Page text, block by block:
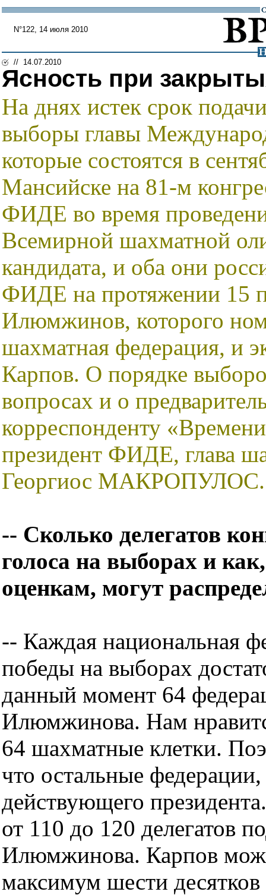
N°122, 14 июля 2010
// 14.07.2010
Ясность при
На днях истек срок
выборы главы
которые состоятся в
Мансийске на 81-м
ФИДЕ во время
Всемирной шахматной
кандидата, и оба они
ФИДЕ на протяжении 15
Илюмжинов, которого
шахматная федерация, и
Карпов. О порядке
вопросах и о
корреспонденту
президент ФИДЕ, глава
Георгиос МАКРОПУЛОС.
-- Сколько делегатов
голоса на выборах и
оценкам, могут
-- Каждая национальная
победы на выборах
данный момент 64
Илюмжинова. Нам
64 шахматные клетки.
что остальные
действующего
от 110 до 120 делегатов
Илюмжинова. Карпов
максимум шести